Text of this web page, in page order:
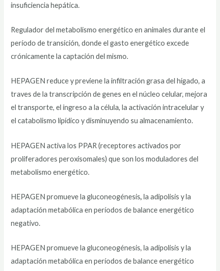
insuficiencia hepática.
Regulador del metabolismo energético en animales durante el
período de transición, donde el gasto energético excede
crónicamente la captación del mismo.
HEPAGEN reduce y previene la infiltración grasa del hígado, a
traves de la transcripción de genes en el núcleo celular, mejora
el transporte, el ingreso a la célula, la activación intracelular y
el catabolismo lipídico y disminuyendo su almacenamiento.
HEPAGEN activa los PPAR (receptores activados por
proliferadores peroxisomales) que son los moduladores del
metabolismo energético.
HEPAGEN promueve la gluconeogénesis, la adipolisis y la
adaptación metabólica en períodos de balance energético
negativo.
HEPAGEN promueve la gluconeogénesis, la adipolisis y la
adaptación metabólica en períodos de balance energético